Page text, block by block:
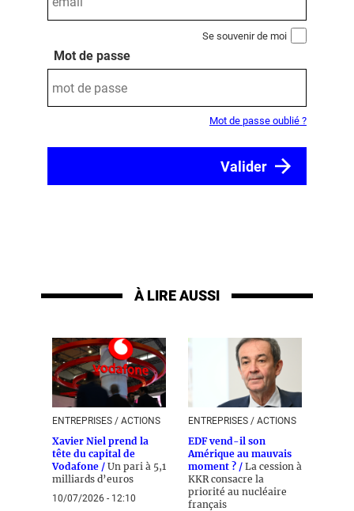
Se souvenir de moi
Mot de passe
Mot de passe oublié ?
À LIRE AUSSI
ENTREPRISES / ACTIONS
Xavier Niel prend la
tête du capital de
Vodafone / Un pari à 5,1
milliards d’euros
10/07/2026 - 12:10
ENTREPRISES / ACTIONS
EDF vend-il son
Amérique au mauvais
moment ? / La cession à
KKR consacre la
priorité au nucléaire
français